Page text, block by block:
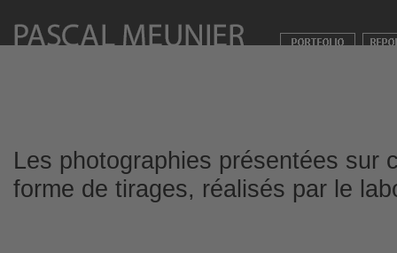
Les photographies présentées sur
forme de tirages, réalisés par le